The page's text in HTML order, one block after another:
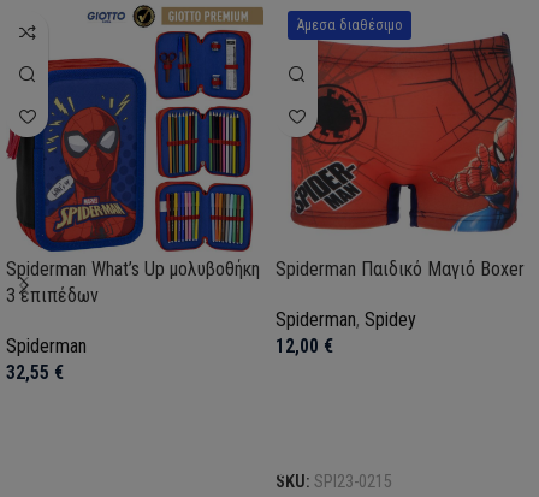
Spiderman What’s Up μολυβοθήκη
3 επιπέδων
Spiderman
32,55 €
Άμεσα διαθέσιμο
Spiderman Παιδικό Μαγιό Boxer
Spiderman, Spidey
12,00 €
SKU: SPI23-0215